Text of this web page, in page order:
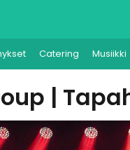
Catering Musiikki
|